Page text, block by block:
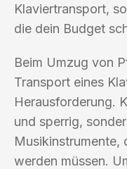
Klaviertransport,
die dein Budget
Beim Umzug von
Transport eines
Herausforderung.
und sperrig,
Musikinstrumente,
werden müssen.